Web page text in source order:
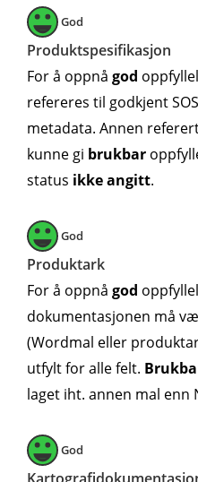
God
Produktspesifikasjon
For å oppnå god
refereres til godkjent
metadata. Annen
kunne gi brukbar
status ikke angitt.
God
Produktark
For å oppnå god
dokumentasjonen må
(Wordmal eller
utfylt for alle felt.
laget iht. annen mal enn
God